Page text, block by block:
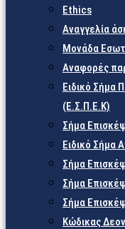
Ethics
Αναγγελία
Μονάδα
Αναφορές
Ειδικό Σήμα
(Ε.Σ.Π.Ε.Κ)
Σήμα
Ειδικό Σήμα
Σήμα
Σήμα
Σήμα
Κώδικας